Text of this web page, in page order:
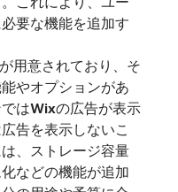
要な機能を追加す
用意されており、そ
やオプションがあ
はWixの広告が表示
告を表示しないこ
、ストレージ容量
などの機能が追加